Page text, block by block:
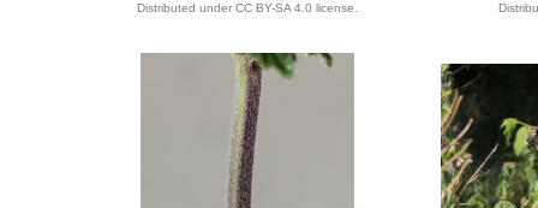
Distributed under CC BY-SA 4.0 license.